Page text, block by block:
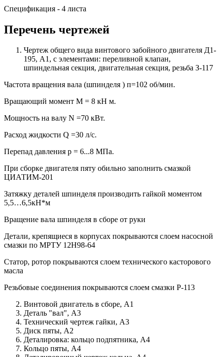
Спецификация - 4 листа
Перечень чертежей
Чертеж общего вида винтового забойного двигателя Д1-
195, А1, с элементами: переливной клапан,
шпиндельная секция, двигательная секция, резьба З-117
Частота вращения вала (шпинделя ) п=102 об/мин.
Вращающий момент М = 8 кН м.
Мощность на валу N =70 кВт.
Расход жидкости Q =30 л/с.
Перепад давления р = 6...8 МПа.
При сборке двигателя пяту обильно заполнить смазкой
ЦИАТИМ-201
Затяжку деталей шпинделя производить гайкой моментом
5,5…6,5кН*м
Вращение вала шпинделя в сборе от руки
Детали, крепящиеся в корпусах покрываются слоем насосной
смазки по МРТУ 12Н98-64
Статор, ротор покрываются слоем технического касторового
масла
Резьбовые соединения покрываются слоем смазки Р-113
Винтовой двигатель в сборе, А1
Деталь "вал", А3
Технический чертеж гайки, А3
Диск пяты, А2
Деталировка: кольцо подпятника, А4
Кольцо пяты, А4